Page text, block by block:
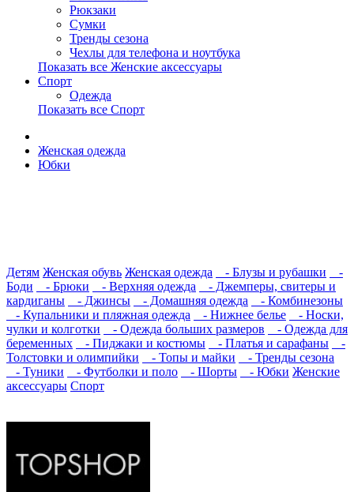
Рюкзаки
Сумки
Тренды сезона
Чехлы для телефона и ноутбука
Показать все Женские аксессуары
Спорт
Одежда
Показать все Спорт
Женская одежда
Юбки
Детям Женская обувь Женская одежда - Блузы и рубашки
-
Боди
- Брюки - Верхняя одежда
- Джемперы, свитеры и
кардиганы
- Джинсы - Домашняя одежда
- Комбинезоны
- Купальники и пляжная одежда
- Нижнее белье
- Носки,
чулки и колготки
- Одежда больших размеров
- Одежда для
беременных
- Пиджаки и костюмы - Платья и сарафаны
-
Толстовки и олимпийки
- Топы и майки
- Тренды сезона
- Туники
- Футболки и поло - Шорты - Юбки Женские
аксессуары Спорт